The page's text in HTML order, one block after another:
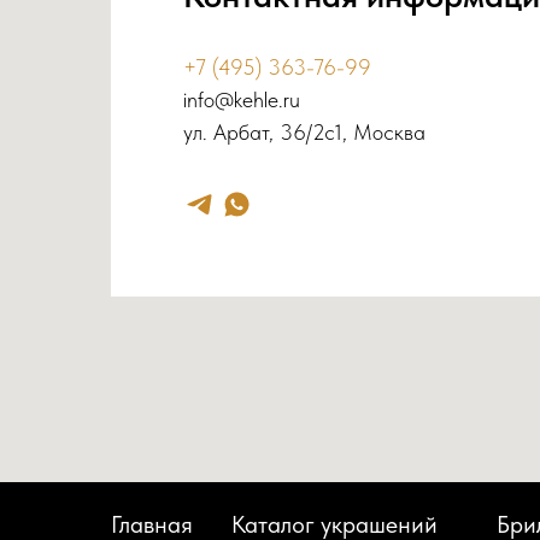
+7 (495) 363-76-99
info@kehle.ru
ул. Арбат, 36/2с1, Москва
Главная Каталог украшений